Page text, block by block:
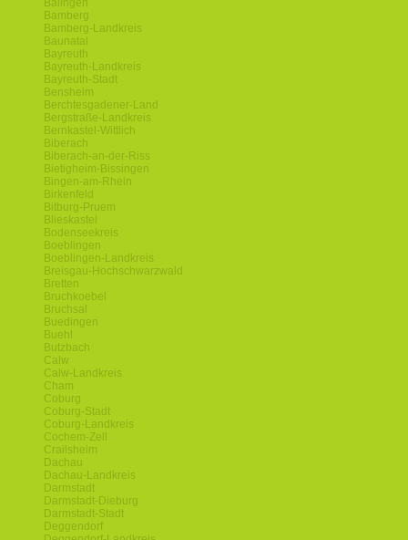
Balingen
Bamberg
Bamberg-Landkreis
Baunatal
Bayreuth
Bayreuth-Landkreis
Bayreuth-Stadt
Bensheim
Berchtesgadener-Land
Bergstraße-Landkreis
Bernkastel-Wittlich
Biberach
Biberach-an-der-Riss
Bietigheim-Bissingen
Bingen-am-Rhein
Birkenfeld
Bitburg-Pruem
Blieskastel
Bodenseekreis
Boeblingen
Boeblingen-Landkreis
Breisgau-Hochschwarzwald
Bretten
Bruchkoebel
Bruchsal
Buedingen
Buehl
Butzbach
Calw
Calw-Landkreis
Cham
Coburg
Coburg-Stadt
Coburg-Landkreis
Cochem-Zell
Crailsheim
Dachau
Dachau-Landkreis
Darmstadt
Darmstadt-Dieburg
Darmstadt-Stadt
Deggendorf